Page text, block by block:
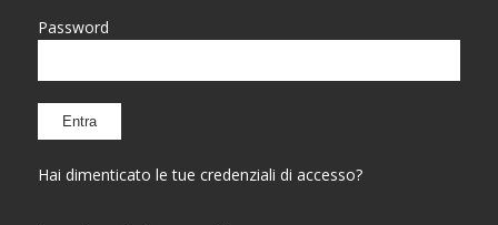
Password
Hai dimenticato le tue credenziali di accesso?